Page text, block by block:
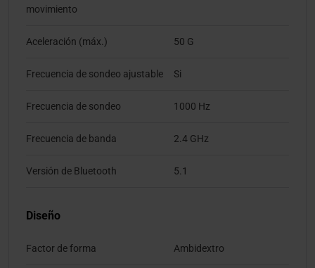
movimiento
Aceleración (máx.) 50 G
Frecuencia de sondeo ajustable Si
Frecuencia de sondeo 1000 Hz
Frecuencia de banda 2.4 GHz
Versión de Bluetooth 5.1
Diseño
Factor de forma Ambidextro